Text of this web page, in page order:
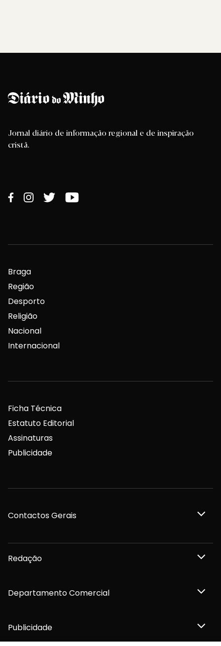
Jornal diário de informação regional e de inspiração
cristã.
Braga
Região
Desporto
Religião
Nacional
Internacional
Ficha Técnica
Estatuto Editorial
Assinaturas
Publicidade
Contactos Gerais
Redação
Departamento Comercial
Publicidade